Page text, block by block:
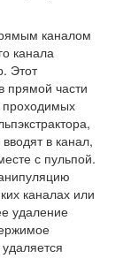
каналом
канала
Этот
прямой части
проходимых
в канал,
с пульпой.
каналах или
удаление